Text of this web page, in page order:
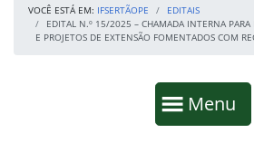
VOCÊ ESTÁ EM: IFSERTÃOPE
EDITAIS
EDITAL N.º 15/2025 – CHAMADA INTERNA PARA
E PROJETOS DE EXTENSÃO FOMENTADOS COM
Mostrar
Menu